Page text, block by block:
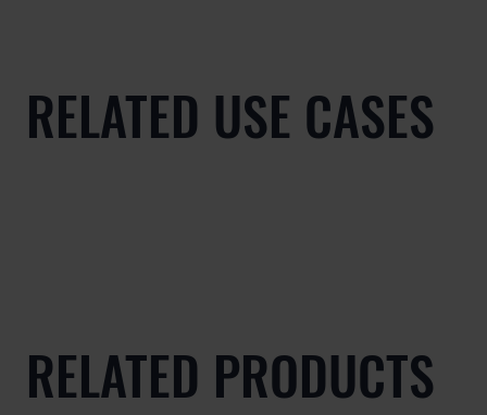
RELATED USE CASES
RELATED PRODUCTS